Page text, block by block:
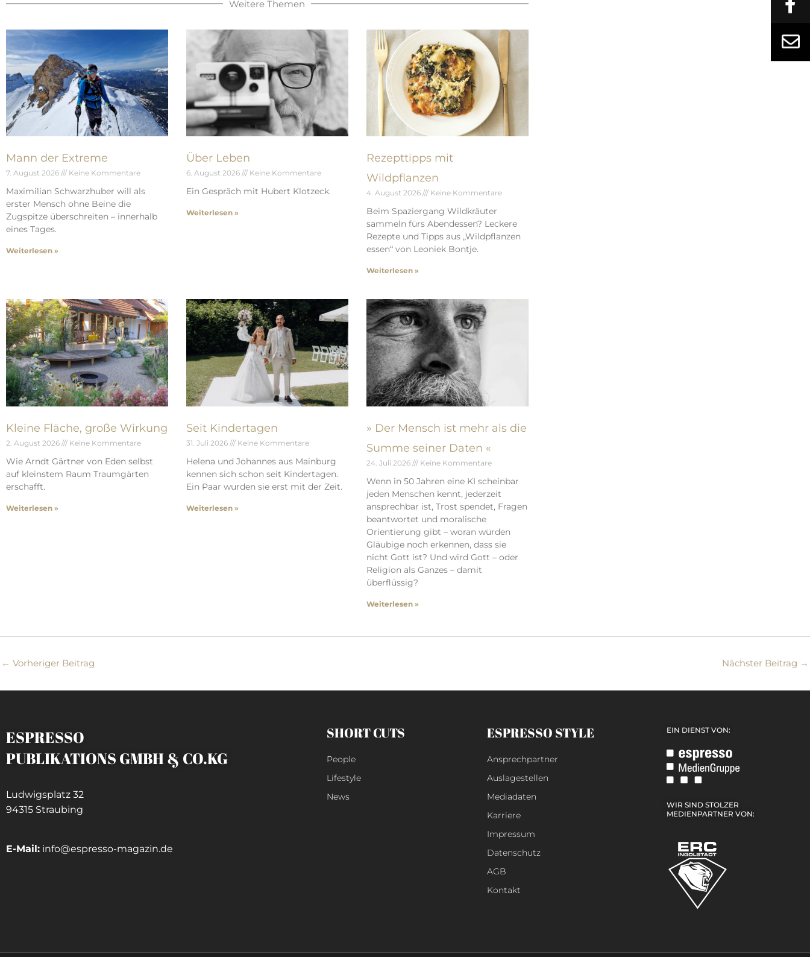
Weitere Themen
Mann der Extreme
7. August 2026 Keine Kommentare
Maximilian Schwarzhuber will als
erster Mensch ohne Beine die
Zugspitze überschreiten – innerhalb
eines Tages.
Weiterlesen »
Über Leben
6. August 2026 Keine Kommentare
Ein Gespräch mit Hubert Klotzeck.
Weiterlesen »
Rezepttipps mit
Wildpflanzen
4. August 2026 Keine Kommentare
Beim Spaziergang Wildkräuter
sammeln fürs Abendessen? Leckere
Rezepte und Tipps aus „Wildpflanzen
essen“ von Leoniek Bontje.
Weiterlesen »
Kleine Fläche, große Wirkung
2. August 2026 Keine Kommentare
Wie Arndt Gärtner von Eden selbst
auf kleinstem Raum Traumgärten
erschafft.
Weiterlesen »
Seit Kindertagen
31. Juli 2026 Keine Kommentare
Helena und Johannes aus Mainburg
kennen sich schon seit Kindertagen.
Ein Paar wurden sie erst mit der Zeit.
Weiterlesen »
» Der Mensch ist mehr als die
Summe seiner Daten «
24. Juli 2026 Keine Kommentare
Wenn in 50 Jahren eine KI scheinbar
jeden Menschen kennt, jederzeit
ansprechbar ist, Trost spendet, Fragen
beantwortet und moralische
Orientierung gibt – woran würden
Gläubige noch erkennen, dass sie
nicht Gott ist? Und wird Gott – oder
Religion als Ganzes – damit
überflüssig?
Weiterlesen »
← Vorheriger Beitrag Nächster Beitrag →
ESPRESSO
PUBLIKATIONS GMBH & CO.KG
Ludwigsplatz 32
94315 Straubing
E-Mail: info@espresso-magazin.de
SHORT CUTS
People
Lifestyle
News
ESPRESSO STYLE
Ansprechpartner
Auslagestellen
Mediadaten
Karriere
Impressum
Datenschutz
AGB
Kontakt
EIN DIENST VON:
WIR SIND STOLZER
MEDIENPARTNER VON: